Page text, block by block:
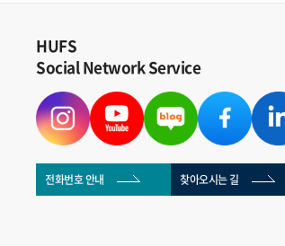
HUFS
Social Network Service
전화번호 안내 찾아오시는 길